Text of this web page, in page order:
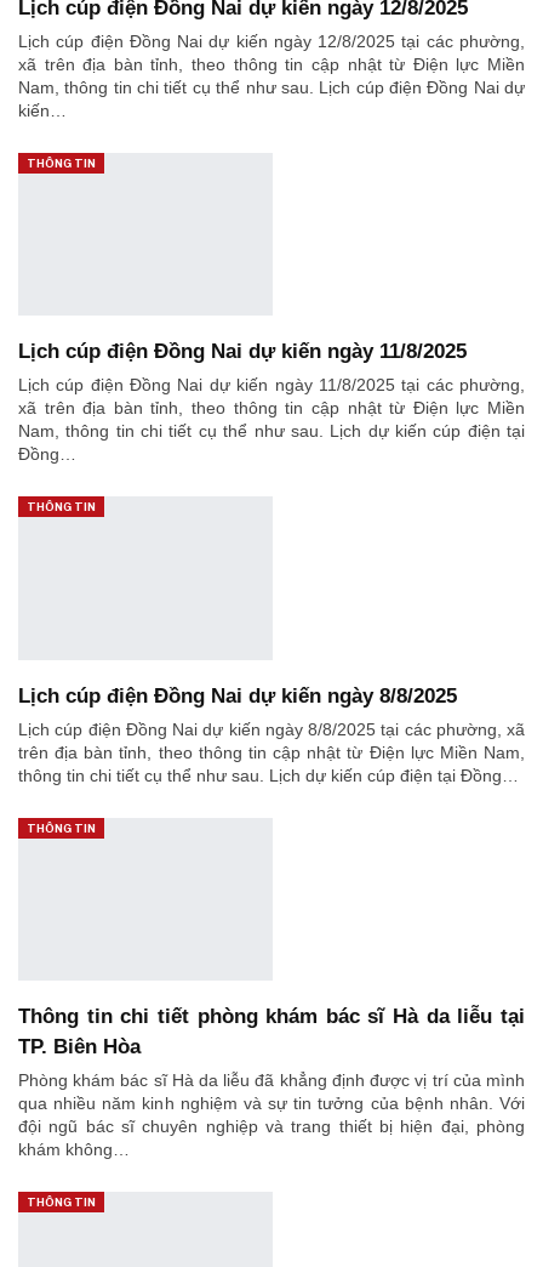
Lịch cúp điện Đồng Nai dự kiến ngày 12/8/2025
Lịch cúp điện Đồng Nai dự kiến ngày 12/8/2025 tại các phường,
xã trên địa bàn tỉnh, theo thông tin cập nhật từ Điện lực Miền
Nam, thông tin chi tiết cụ thể như sau. Lịch cúp điện Đồng Nai dự
kiến…
THÔNG TIN
Lịch cúp điện Đồng Nai dự kiến ngày 11/8/2025
Lịch cúp điện Đồng Nai dự kiến ngày 11/8/2025 tại các phường,
xã trên địa bàn tỉnh, theo thông tin cập nhật từ Điện lực Miền
Nam, thông tin chi tiết cụ thể như sau. Lịch dự kiến cúp điện tại
Đồng…
THÔNG TIN
Lịch cúp điện Đồng Nai dự kiến ngày 8/8/2025
Lịch cúp điện Đồng Nai dự kiến ngày 8/8/2025 tại các phường, xã
trên địa bàn tỉnh, theo thông tin cập nhật từ Điện lực Miền Nam,
thông tin chi tiết cụ thể như sau. Lịch dự kiến cúp điện tại Đồng…
THÔNG TIN
Thông tin chi tiết phòng khám bác sĩ Hà da liễu tại
TP. Biên Hòa
Phòng khám bác sĩ Hà da liễu đã khẳng định được vị trí của mình
qua nhiều năm kinh nghiệm và sự tin tưởng của bệnh nhân. Với
đội ngũ bác sĩ chuyên nghiệp và trang thiết bị hiện đại, phòng
khám không…
THÔNG TIN